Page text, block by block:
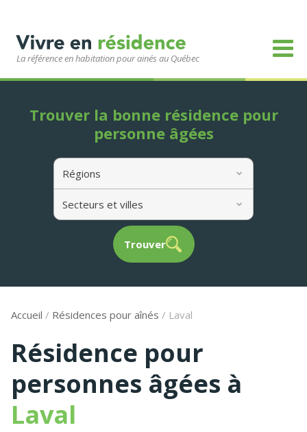
La référence en habitation pour ainés au Québec
Régions
Secteurs et villes
Trouver
Trouver la bonne résidence pour
personne âgées
Accueil / Résidences pour aînés / Laval
Résidence pour
personnes âgées à
Laval